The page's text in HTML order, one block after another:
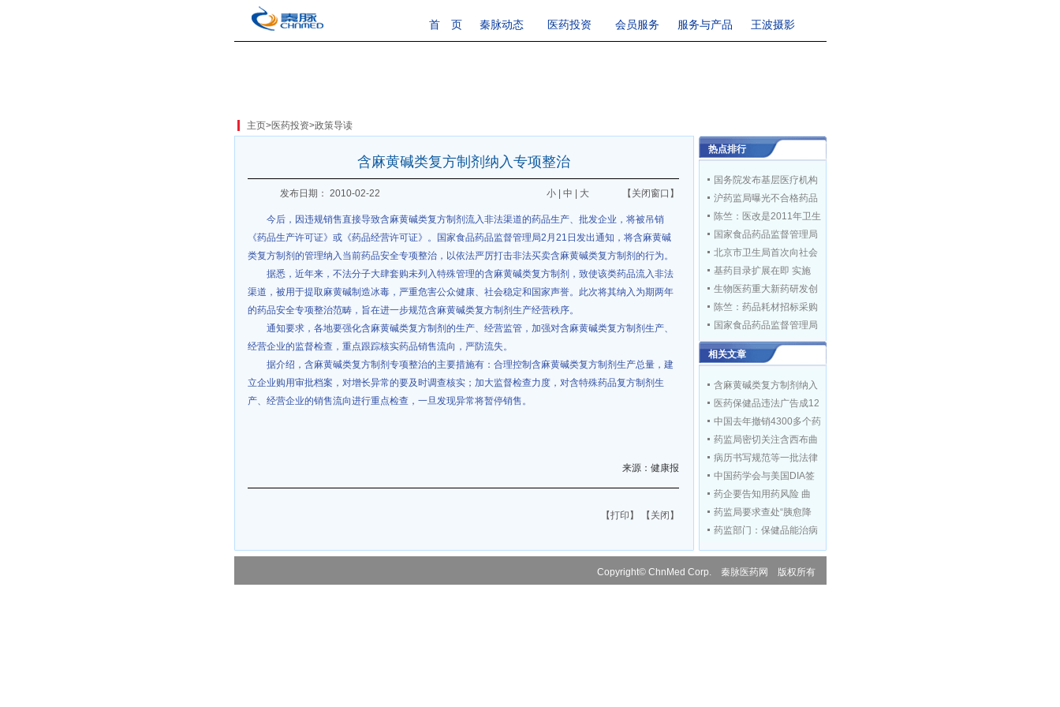
首 页 秦脉动态 医药投资 会员服务 服务与产品 王波摄影
主页>医药投资>政策导读
含麻黄碱类复方制剂纳入专项整治
发布日期： 2010-02-22 小 中 大 【关闭窗口】
今后，因违规销售直接导致含麻黄碱类复方制剂流入非法渠道的药品生产、批发企业，将被吊销
《药品生产许可证》或《药品经营许可证》。国家食品药品监督管理局2月21日发出通知，将含麻黄碱
类复方制剂的管理纳入当前药品安全专项整治，以依法严厉打击非法买卖含麻黄碱类复方制剂的行为。
据悉，近年来，不法分子大肆套购未列入特殊管理的含麻黄碱类复方制剂，致使该类药品流入非法
渠道，被用于提取麻黄碱制造冰毒，严重危害公众健康、社会稳定和国家声誉。此次将其纳入为期两年
的药品安全专项整治范畴，旨在进一步规范含麻黄碱类复方制剂生产经营秩序。
通知要求，各地要强化含麻黄碱类复方制剂的生产、经营监管，加强对含麻黄碱类复方制剂生产、
经营企业的监督检查，重点跟踪核实药品销售流向，严防流失。
据介绍，含麻黄碱类复方制剂专项整治的主要措施有：合理控制含麻黄碱类复方制剂生产总量，建
立企业购用审批档案，对增长异常的要及时调查核实；加大监督检查力度，对含特殊药品复方制剂生
产、经营企业的销售流向进行重点检查，一旦发现异常将暂停销售。
来源：健康报
【打印】 【关闭】
热点排行
国务院发布基层医疗机构
沪药监局曝光不合格药品
陈竺：医改是2011年卫生
国家食品药品监督管理局
北京市卫生局首次向社会
基药目录扩展在即 实施
生物医药重大新药研发创
陈竺：药品耗材招标采购
国家食品药品监督管理局
药监局：药品包装无统一
相关文章
含麻黄碱类复方制剂纳入
医药保健品违法广告成12
中国去年撤销4300多个药
药监局密切关注含西布曲
病历书写规范等一批法律
中国药学会与美国DIA签
药企要告知用药风险 曲
药监局要求查处“胰愈降
药监部门：保健品能治病
国家食品药品监督管理局
Copyright© ChnMed Corp. 秦脉医药网 版权所有